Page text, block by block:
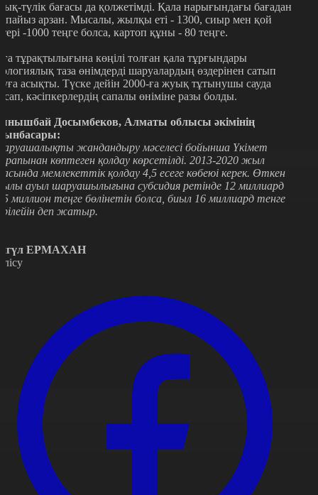
түлік бағасы да қолжетімді. Қала нарығындағы бағадан
пайыз арзан. Мысалы, жылқы еті - 1300, сиыр мен қой
-1000 теңге болса, картоп құны - 80 теңге.
тұрақтылығына көңілі толған қала тұрғындары
таза өнімдерді шаруалардың өздерінен сатып
асықты. Түске дейін 2000-ға жуық тұтынушы сауда
кәсіпкерлердің сапалы өніміне разы болды.
Досымбеков, Алматы облысы әкімінің
жандандыру мәселесі бойынша Үкімет
көптеген қолдау көрсетілді. 2013-2020 жыл
мемлекеттік қолдау 4,5 есеге көбеюі керек. Өткен
ауыл шаруашылығына субсидия ретінде 12 миллиард
миллион теңге бөлінетін болса, биыл 16 миллиард тенге
деп жатыр.
ЕРМАХАН